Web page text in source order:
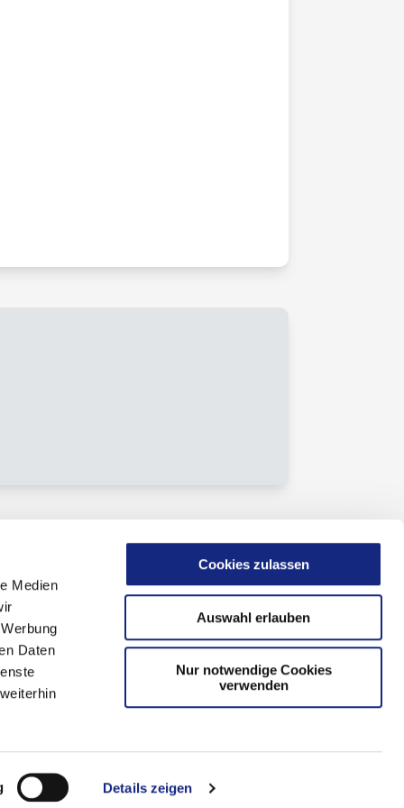
Medien
Daten
Details zeigen
Cookies zulassen
Auswahl erlauben
Nur notwendige Cookies
verwenden